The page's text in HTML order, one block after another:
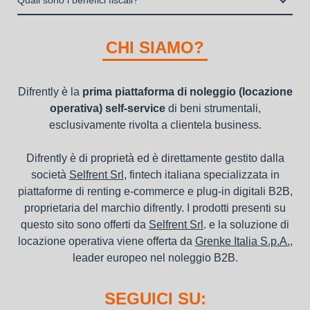
della richiesta da parte della stessa.
nel bilancio, poiché i canoni vengono considerati un servizio. I
canoni di noleggio sono deducibili ai fini IRES e IRAP
CHI SIAMO?
Difrently è la prima piattaforma di noleggio (locazione
operativa) self-servicedi beni strumentali,
esclusivamente rivolta a clientela business.
Difrently è di proprietà ed è direttamente gestito dalla
società Selfrent Srl , fintech italiana specializzata in
piattaforme di renting e-commerce e plug-in digitali B2B,
proprietaria del marchio difrently. I prodotti presenti su
questo sito sono offerti da Selfrent Srl . e la soluzione di
locazione operativa viene offerta da Grenke Italia S.p.A.,
leader europeo nel noleggio B2B.
SEGUICI SU: